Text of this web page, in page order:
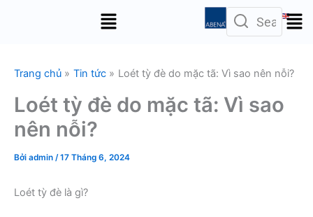
Menu
Trang chủ Tin tức Loét tỳ đè do mặc tã: Vì sao nên nỗi?
Loét tỳ đè do mặc tã: Vì sao
nên nỗi?
Bởi admin /17 Tháng 6, 2024
Loét tỳ đè là gì?